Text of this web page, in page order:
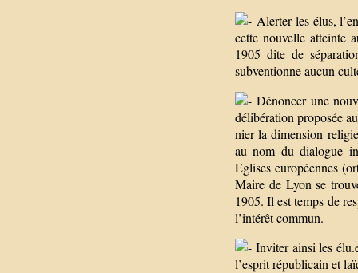
Alerter les élus,
cette nouvelle atteinte
1905 dite de
subventionne aucun
Dénoncer une
délibération proposée
nier la dimension
au nom du dialogue
Eglises européennes
Maire de Lyon se
1905. Il est temps de
l’intérêt commun.
Inviter ainsi les
l’esprit républicain et